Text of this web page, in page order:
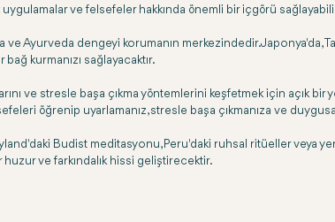
uygulamalar ve felsefeler hakkında önemli bir içgörü
Ayurveda dengeyi korumanın merkezindedir. Japonya'da,
kurmanızı sağlayacaktır.
ve stresle başa çıkma yöntemlerini keşfetmek için açık bir
öğrenip uyarlamanız, stresle başa çıkmanıza ve duygusal
Budist meditasyonu, Peru'daki ruhsal ritüeller veya
ve farkındalık hissi geliştirecektir.